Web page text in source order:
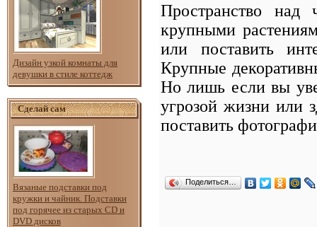
Дизайн узкой комнаты для
девушки в стиле коттедж
Сделай сам
Вязаные подставки под
кружки и чайник. Подставки
под горячее из старых CD и
DVD дисков
Пространство над
крупными
или поставить
Крупные
Но лишь если вы
угрозой жизни или
поставить
Поделиться…